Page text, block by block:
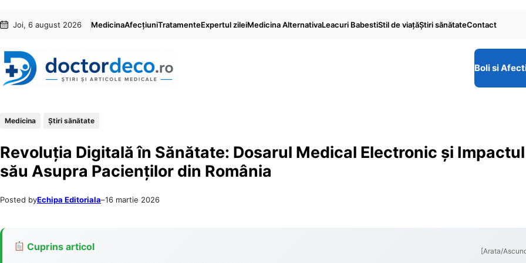
conținut
content
Joi, 6 august 2026 MedicinaAfecțiuniTratamenteExpertul zileiMedicina AlternativaLeacuri BabestiStil de viaţăŞtiri sănătateContact
Boli si
Medicina Ştiri sănătate
Revoluția Digitală în Sănătate: Dosarul Medical Electronic și Impactul
său Asupra Pacienților din România
Posted byEchipa Editoriala–16 martie 2026
Cuprins articol [Arata/